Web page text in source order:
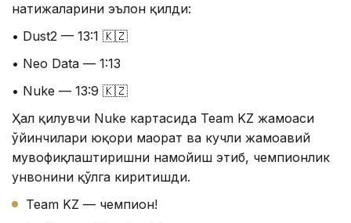
натижаларини эълон қилди:
• Dust2 — 13:1 🇰🇿
• Neo Data — 1:13
• Nuke — 13:9 🇰🇿
Ҳал қилувчи Nuke картасида Team KZ жамоаси
ўйинчилари юқори маҳорат ва кучли жамоавий
мувофиқлаштиришни намойиш этиб, чемпионлик
унвонини қўлга киритишди.
Team KZ — чемпион!